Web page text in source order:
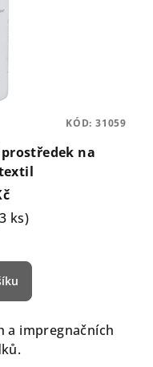
na
ks)
a impregnačních
KÓD: 31059